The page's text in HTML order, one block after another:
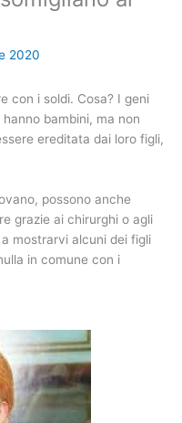
2020
con i soldi. Cosa? I geni
bambini, ma non
ereditata dai loro figli,
possono anche
grazie ai chirurghi o agli
mostrarvi alcuni dei figli
in comune con i